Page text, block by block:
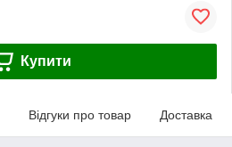
Купити
Відгуки про товар Доставка